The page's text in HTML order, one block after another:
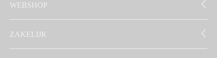
WEBSHOP
ZAKELIJK